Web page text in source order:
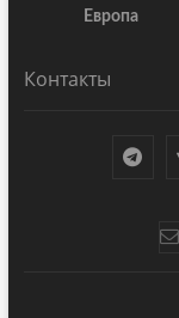
Европа
Контакты